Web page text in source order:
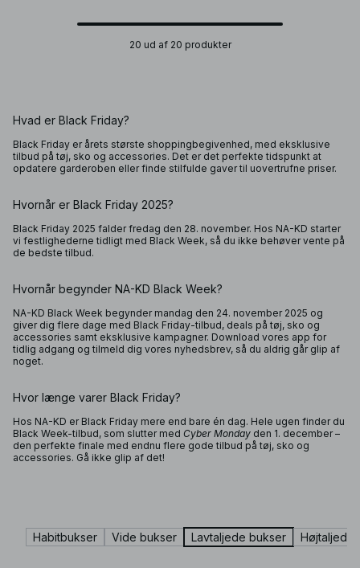
20 ud af 20 produkter
Hvad er Black Friday?
Black Friday er årets største shoppingbegivenhed, med eksklusive
tilbud på tøj, sko og accessories. Det er det perfekte tidspunkt at
opdatere garderoben eller finde stilfulde gaver til uovertrufne priser.
Hvornår er Black Friday 2025?
Black Friday 2025 falder fredag den 28. november. Hos NA-KD starter
vi festlighederne tidligt med Black Week, så du ikke behøver vente på
de bedste tilbud.
Hvornår begynder NA-KD Black Week?
NA-KD Black Week begynder mandag den 24. november 2025 og
giver dig flere dage med Black Friday-tilbud, deals på tøj, sko og
accessories samt eksklusive kampagner. Download vores app for
tidlig adgang og tilmeld dig vores nyhedsbrev, så du aldrig går glip af
noget.
Hvor længe varer Black Friday?
Hos NA-KD er Black Friday mere end bare én dag. Hele ugen finder du
Black Week-tilbud, som slutter med Cyber Monday den 1. december –
den perfekte finale med endnu flere gode tilbud på tøj, sko og
accessories. Gå ikke glip af det!
Habitbukser Vide bukser Lavtaljede bukser Højtaljede